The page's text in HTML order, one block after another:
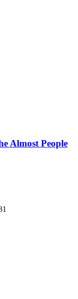
Almost People